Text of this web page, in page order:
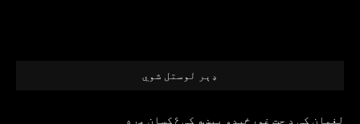
ډېر لوستل شوي
لغمان کې د چت غورځېدو پېښه کې ۶کسان مړه